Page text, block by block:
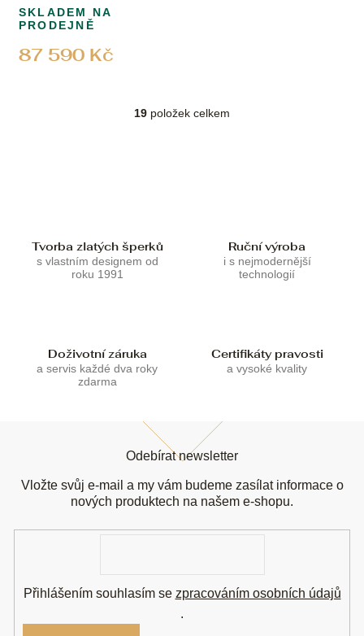
87 590 Kč
SKLADEM NA
PRODEJNĚ
O
19 položek celkem
Tvorba zlatých šperků
s vlastním designem od
roku 1991
Ruční výroba
i s nejmodernější
technologií
Doživotní záruka
a servis každé dva roky
zdarma
Certifikáty pravosti
a vysoké kvality
Odebírat newsletter
Vložte svůj e-mail a my vám budeme zasílat informace o
nových produktech na našem e-shopu.
Přihlášením souhlasím se zpracováním osobních údajů
.